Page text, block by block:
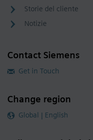
Storie del cliente
Notizie
Contact Siemens
Get in Touch
Change region
Global | English